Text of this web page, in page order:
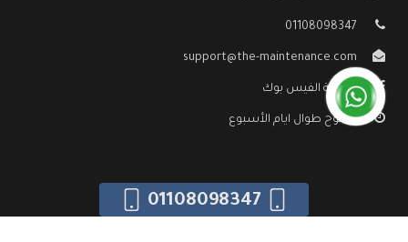
01108098347
support@the-maintenance.com
صفحة الفيس بوك
مفتوح طوال ايام الأسبوع
01108098347